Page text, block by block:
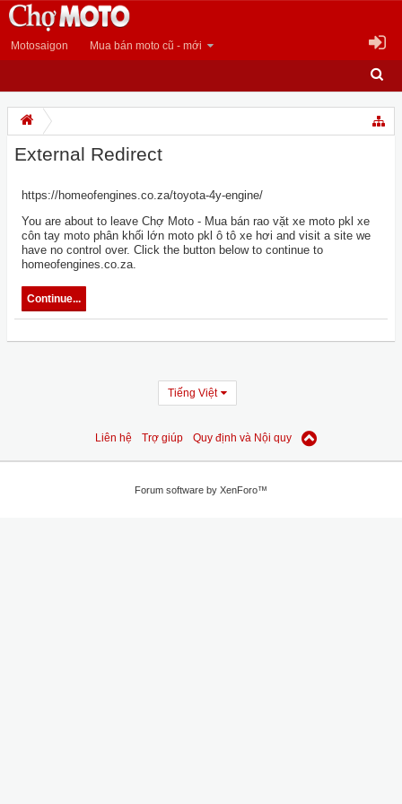
Motosaigon Mua bán moto cũ - mới
External Redirect
https://homeofengines.co.za/toyota-4y-engine/
You are about to leave Chợ Moto - Mua bán rao vặt xe moto pkl xe
côn tay moto phân khối lớn moto pkl ô tô xe hơi and visit a site we
have no control over. Click the button below to continue to
homeofengines.co.za.
Continue...
Tiếng Việt
Liên hệ Trợ giúp Quy định và Nội quy
Forum software by XenForo™